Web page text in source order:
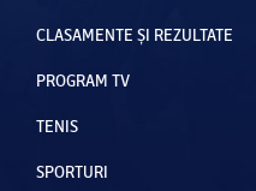
CLASAMENTE ȘI REZULTATE
PROGRAM TV
TENIS
SPORTURI